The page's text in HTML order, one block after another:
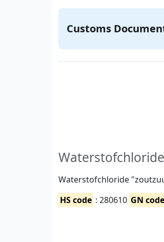
Customs
Waterstofchloride
HS code : 280610 GN code